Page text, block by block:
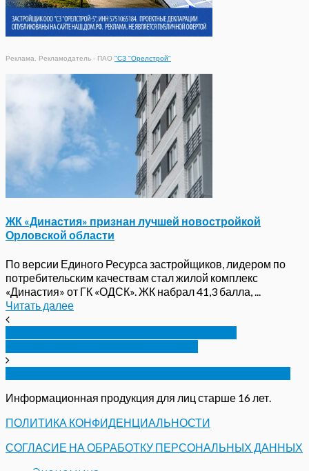
Реклама. Рекламодатель - ПАО "СЗ "Орелстрой"
ЖК «Династия» признан лучшей новостройкой
Орловской области
По версии Единого Ресурса застройщиков, лидером по
потребительским качествам стал жилой комплекс
«Династия» от ГК «ОДСК». ЖК набрал 41,3 балла, ...
Читать далее
Информационная продукция для лиц старше 16 лет.
ПОЛИТИКА КОНФИДЕНЦИАЛЬНОСТИ
СОГЛАСИЕ НА ОБРАБОТКУ ПЕРСОНАЛЬНЫХ ДАННЫХ